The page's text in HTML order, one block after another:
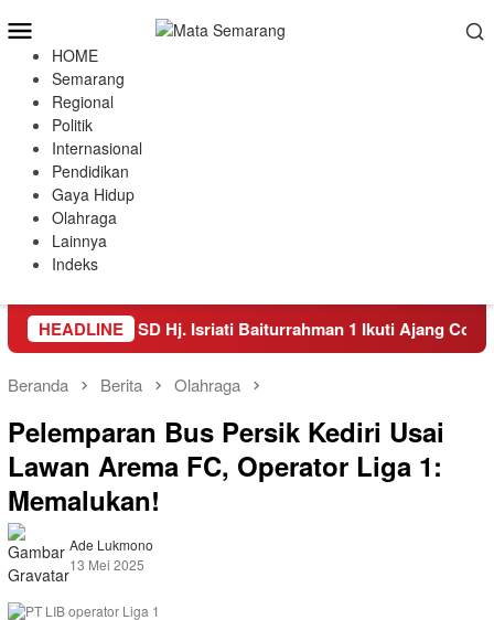
ke
kontenMobile
HOME
Semarang
Regional
Politik
Internasional
Pendidikan
Gaya Hidup
Olahraga
Lainnya
Indeks
HEADLINE
Siswa SD Hj. Isriati Baiturrahman 1 Ikuti Ajang Coding
Beranda Berita Olahraga
Pelemparan Bus Persik Kediri Usai
Lawan Arema FC, Operator Liga 1:
Memalukan!
Ade Lukmono
13 Mei 2025